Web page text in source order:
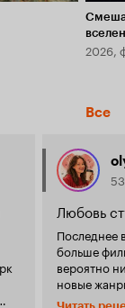
2026,
Все
Любовь
Последнее
больше
вероятно
новые
и этот